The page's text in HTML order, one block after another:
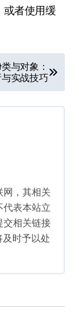
或者使用缓
与对象：
实战技巧
网，其相关
代表本站立
交相关链接
时予以处